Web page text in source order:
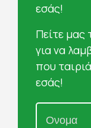
εσάς!
Πείτε μας
για να
που
εσάς!